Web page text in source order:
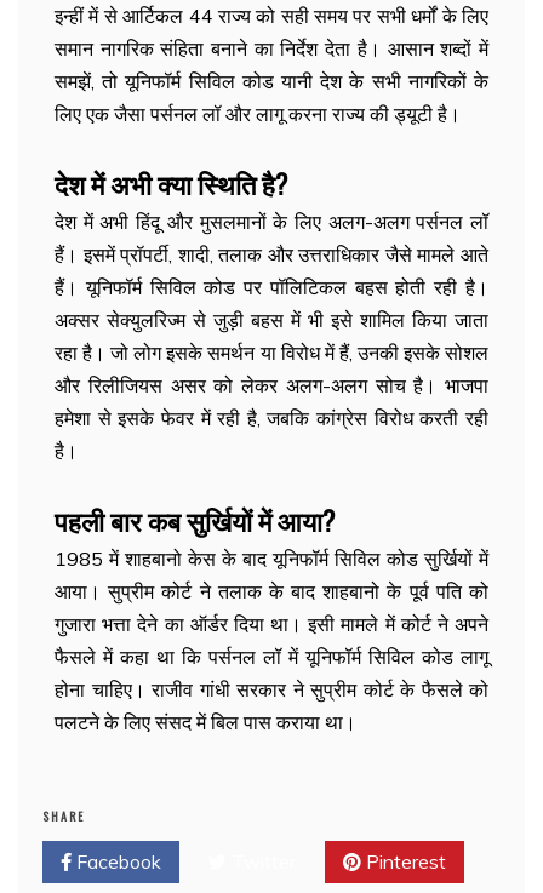
इन्हीं में से आर्टिकल 44 राज्य को सही समय पर सभी धर्मों के लिए
समान नागरिक संहिता बनाने का निर्देश देता है। आसान शब्दों में
समझें, तो यूनिफॉर्म सिविल कोड यानी देश के सभी नागरिकों के
लिए एक जैसा पर्सनल लॉ और लागू करना राज्य की ड्यूटी है।
देश में अभी क्या स्थिति है?
देश में अभी हिंदू और मुसलमानों के लिए अलग-अलग पर्सनल लॉ
हैं। इसमें प्रॉपर्टी, शादी, तलाक और उत्तराधिकार जैसे मामले आते
हैं। यूनिफॉर्म सिविल कोड पर पॉलिटिकल बहस होती रही है।
अक्सर सेक्युलरिज्म से जुड़ी बहस में भी इसे शामिल किया जाता
रहा है। जो लोग इसके समर्थन या विरोध में हैं, उनकी इसके सोशल
और रिलीजियस असर को लेकर अलग-अलग सोच है। भाजपा
हमेशा से इसके फेवर में रही है, जबकि कांग्रेस विरोध करती रही
है।
पहली बार कब सुर्खियों में आया?
1985 में शाहबानो केस के बाद यूनिफॉर्म सिविल कोड सुर्खियों में
आया। सुप्रीम कोर्ट ने तलाक के बाद शाहबानो के पूर्व पति को
गुजारा भत्ता देने का ऑर्डर दिया था। इसी मामले में कोर्ट ने अपने
फैसले में कहा था कि पर्सनल लॉ में यूनिफॉर्म सिविल कोड लागू
होना चाहिए। राजीव गांधी सरकार ने सुप्रीम कोर्ट के फैसले को
पलटने के लिए संसद में बिल पास कराया था।
SHARE
Facebook Pinterest